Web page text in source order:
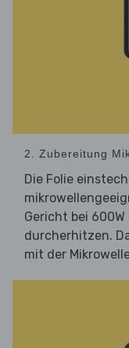
2. Zubereitung
Die Folie
Gericht bei
durcherhitzen.
mit der